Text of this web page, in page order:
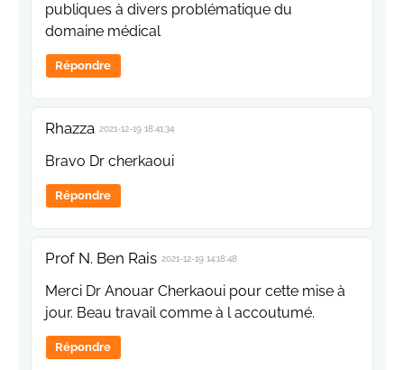
publiques à divers problématique du
domaine médical
Répondre
Rhazza 2021-12-19 18:41:34
Bravo Dr cherkaoui
Répondre
Prof N. Ben Rais 2021-12-19 14:18:48
Merci Dr Anouar Cherkaoui pour cette mise à
jour. Beau travail comme à l accoutumé.
Répondre